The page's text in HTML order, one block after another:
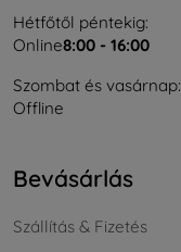
Hétfőtől péntekig:
Online8:00 - 16:00
Szombat és vasárnap:
Offline
Bevásárlás
Szállítás & Fizetés